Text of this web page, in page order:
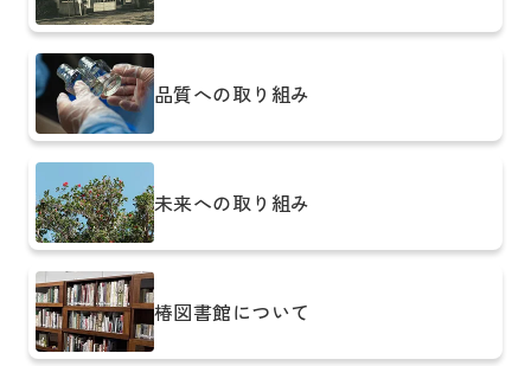
品質への取り組み
未来への取り組み
椿図書館について